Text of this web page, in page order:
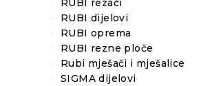
RUBI rezači
RUBI dijelovi
RUBI oprema
RUBI rezne ploče
Rubi mješači i mješalice
SIGMA dijelovi